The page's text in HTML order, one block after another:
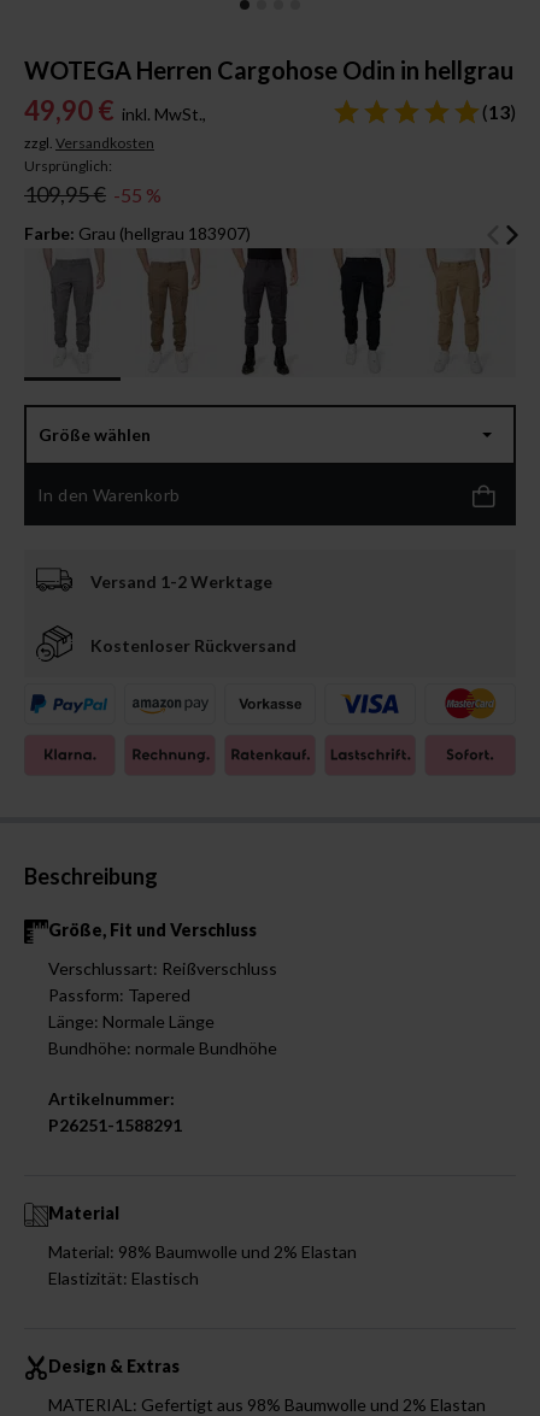
WOTEGA Herren Cargohose Odin in hellgrau
49,90 € inkl. MwSt.,
zzgl. Versandkosten
Ursprünglich:
109,95 € -55 %
(13)
Farbe: Grau (hellgrau 183907)
Größe wählen
In den Warenkorb
Versand 1-2 Werktage
Kostenloser Rückversand
Beschreibung
Größe, Fit und Verschluss
Verschlussart: Reißverschluss
Passform: Tapered
Länge: Normale Länge
Bundhöhe: normale Bundhöhe
Artikelnummer:
P26251-1588291
Material
Material: 98% Baumwolle und 2% Elastan
Elastizität: Elastisch
Design & Extras
MATERIAL: Gefertigt aus 98% Baumwolle und 2% Elastan